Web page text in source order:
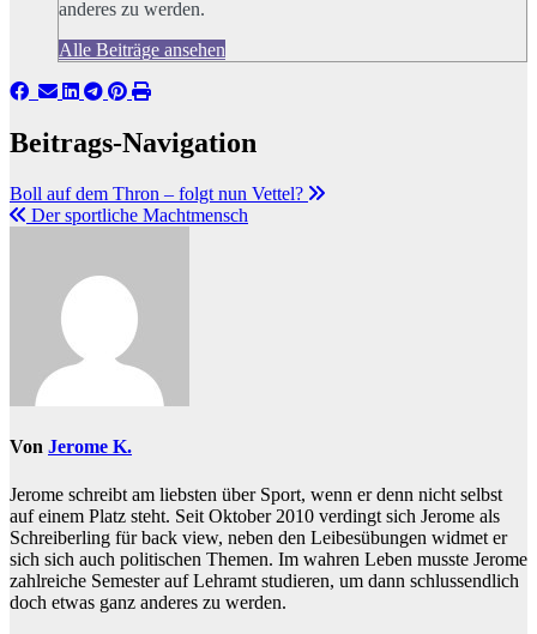
anderes zu werden.
Alle Beiträge ansehen
Beitrags-Navigation
Boll auf dem Thron – folgt nun Vettel?
Der sportliche Machtmensch
Von Jerome K.
Jerome schreibt am liebsten über Sport, wenn er denn nicht selbst
auf einem Platz steht. Seit Oktober 2010 verdingt sich Jerome als
Schreiberling für back view, neben den Leibesübungen widmet er
sich sich auch politischen Themen. Im wahren Leben musste Jerome
zahlreiche Semester auf Lehramt studieren, um dann schlussendlich
doch etwas ganz anderes zu werden.